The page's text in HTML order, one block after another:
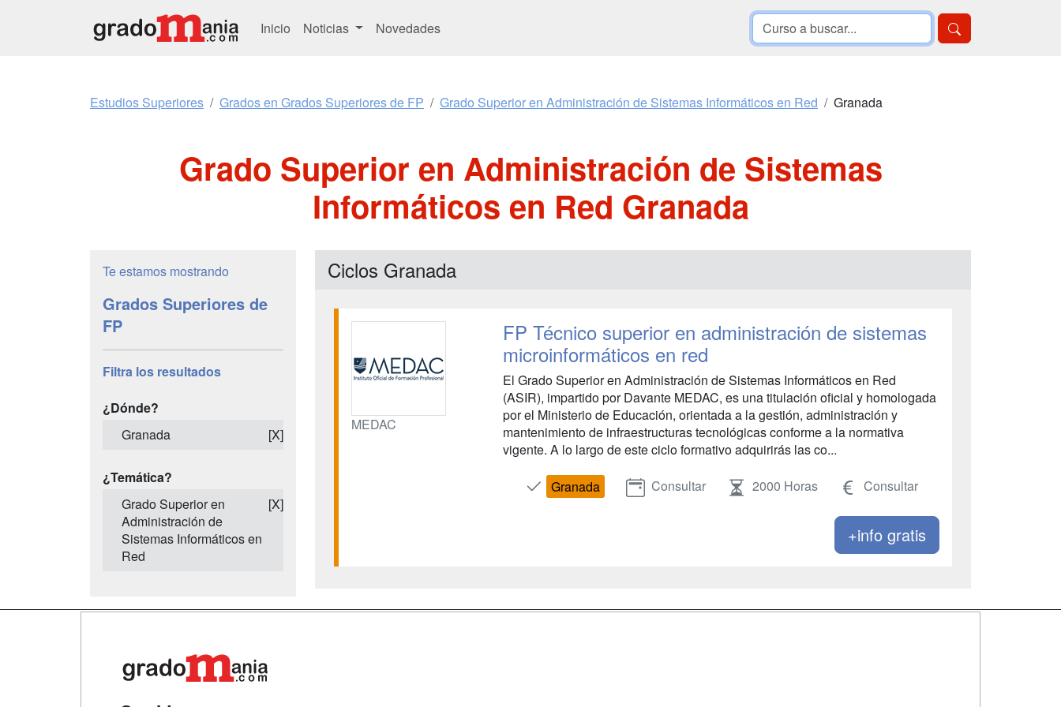
Inicio Noticias Novedades
Estudios Superiores Grados en Grados Superiores de FP Grado Superior en Administración de Sistemas Informáticos en Red Granada
Grado Superior en Administración de Sistemas
Informáticos en Red Granada
Te estamos mostrando
Grados Superiores de
FP
Filtra los resultados
¿Dónde?
Granada
[X]
¿Temática?
Grado Superior en
Administración de
Sistemas Informáticos en
Red
[X]
Ciclos Granada
MEDAC
FP Técnico superior en administración de sistemas
microinformáticos en red
El Grado Superior en Administración de Sistemas Informáticos en Red
(ASIR), impartido por Davante MEDAC, es una titulación oficial y homologada
por el Ministerio de Educación, orientada a la gestión, administración y
mantenimiento de infraestructuras tecnológicas conforme a la normativa
vigente. A lo largo de este ciclo formativo adquirirás las co...
Granada Consultar 2000 Horas Consultar
+info gratis